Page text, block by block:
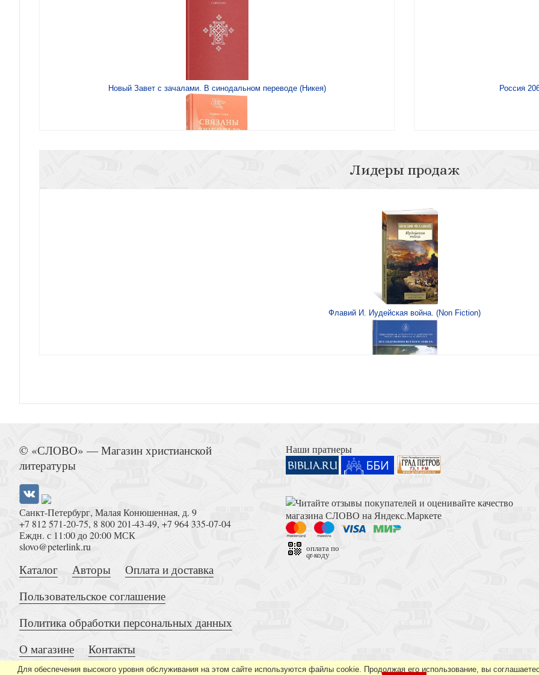
Россия
Новый Завет с зачалами. В синодальном переводе (Никея)
Частные музеи России. Хранители памяти и пространства
Лидеры продаж
Флавий И. Иудейская война. (Non Fiction)
Книга Иисуса Навина
Достоевский Ф.М. Сила и правда России (2024)
© «СЛОВО» — Магазин христианской
литературы
Санкт-Петербург, Малая Конюшенная, д. 9
+7 812 571-20-75, 8 800 201-43-49, +7 964 335-07-04
Еждн. с 11:00 до 20:00 МСК
slovo@peterlink.ru
Каталог Авторы
Оплата и доставка
Пользовательское соглашение
Политика обработки персональных данных
О магазине
Контакты
Наши пратнеры
оплата по
qr-коду
Для обеспечения высокого уровня обслуживания на этом сайте используются файлы cookie. Продолжая его использование, вы